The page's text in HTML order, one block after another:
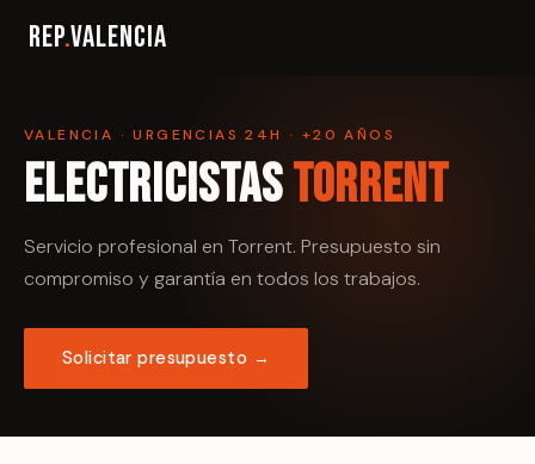
Rep.Valencia
VALENCIA · URGENCIAS 24H · +20 AÑOS
ElectricistasTorrent
Servicio profesional en Torrent. Presupuesto sin
compromiso y garantía en todos los trabajos.
Solicitar presupuesto →